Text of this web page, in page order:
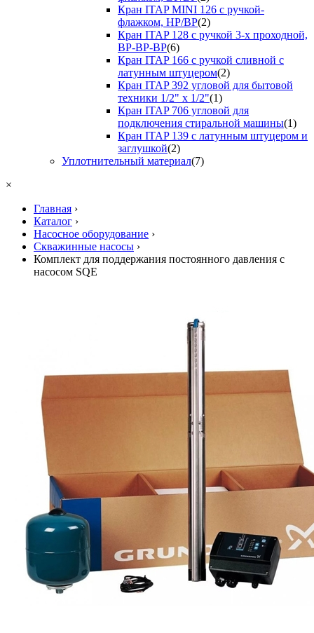
Кран ITAP MINI 126 с ручкой-
флажком, НР/ВР(2)
Кран ITAP 128 с ручкой 3-х проходной,
ВР-ВР-ВР(6)
Кран ITAP 166 с ручкой сливной с
латунным штуцером(2)
Кран ITAP 392 угловой для бытовой
техники 1/2" х 1/2"(1)
Кран ITAP 706 угловой для
подключения стиральной машины(1)
Кран ITAP 139 с латунным штуцером и
заглушкой(2)
Уплотнительный материал(7)
×
Главная ›
Каталог ›
Насосное оборудование ›
Скважинные насосы ›
Комплект для поддержания постоянного давления с
насосом SQE